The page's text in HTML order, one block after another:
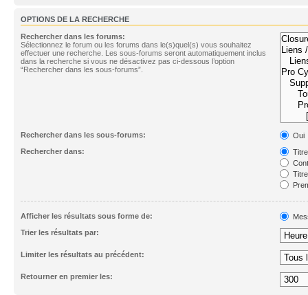
OPTIONS DE LA RECHERCHE
Rechercher dans les forums:
Sélectionnez le forum ou les forums dans le(s)quel(s) vous souhaitez
effectuer une recherche. Les sous-forums seront automatiquement inclus
dans la recherche si vous ne désactivez pas ci-dessous l’option
“Rechercher dans les sous-forums”.
Rechercher dans les sous-forums:
Oui
Rechercher dans:
Afficher les résultats sous forme de:
Trier les résultats par:
Limiter les résultats au précédent:
Retourner en premier les: